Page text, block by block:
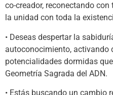
co-creador, reconectando
la unidad con toda la
• Deseas despertar la
autoconocimiento, activando
potencialidades dormidas
Geometría Sagrada del ADN.
• Estás buscando un cambio